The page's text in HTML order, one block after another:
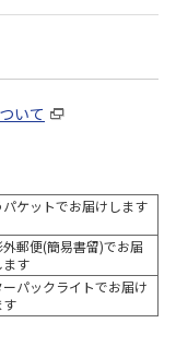
いて
パケットでお届けします
外郵便(簡易書留)でお届
ます
ーパックライトでお届け
す